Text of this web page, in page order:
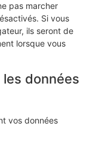
pas marcher
Si vous
ils seront de
lorsque vous
données
vos données